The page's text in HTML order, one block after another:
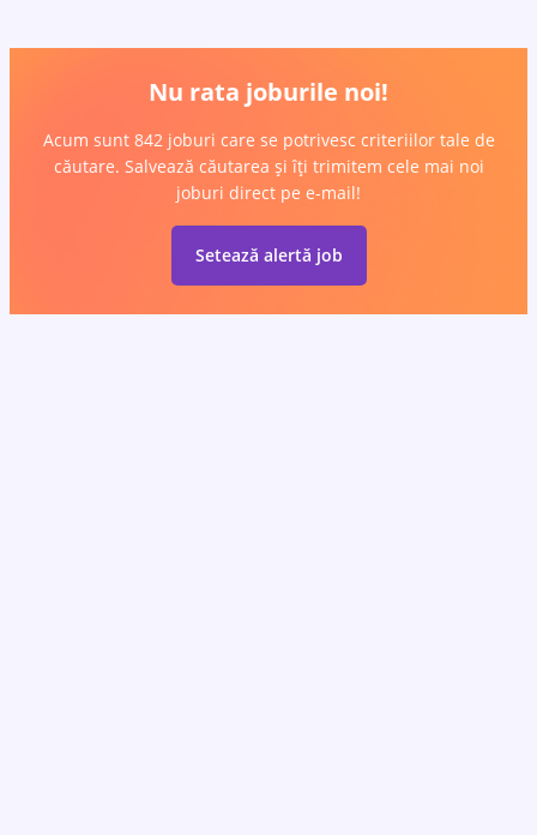
Nu rata joburile noi!
Acum sunt 842 joburi care se potrivesc criteriilor tale de
căutare. Salvează căutarea și îți trimitem cele mai noi
joburi direct pe e-mail!
Setează alertă job